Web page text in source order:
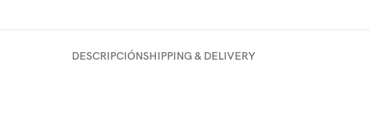
DESCRIPCIÓNSHIPPING & DELIVERY